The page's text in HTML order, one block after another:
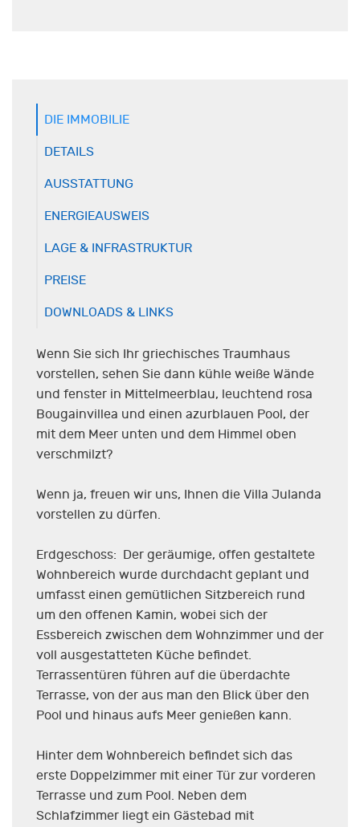
DIE IMMOBILIE
DETAILS
AUSSTATTUNG
ENERGIEAUSWEIS
LAGE & INFRASTRUKTUR
PREISE
DOWNLOADS & LINKS
Wenn Sie sich Ihr griechisches Traumhaus
vorstellen, sehen Sie dann kühle weiße Wände
und fenster in Mittelmeerblau, leuchtend rosa
Bougainvillea und einen azurblauen Pool, der
mit dem Meer unten und dem Himmel oben
verschmilzt?
Wenn ja, freuen wir uns, Ihnen die Villa Julanda
vorstellen zu dürfen.
Erdgeschoss: Der geräumige, offen gestaltete
Wohnbereich wurde durchdacht geplant und
umfasst einen gemütlichen Sitzbereich rund
um den offenen Kamin, wobei sich der
Essbereich zwischen dem Wohnzimmer und der
voll ausgestatteten Küche befindet.
Terrassentüren führen auf die überdachte
Terrasse, von der aus man den Blick über den
Pool und hinaus aufs Meer genießen kann.
Hinter dem Wohnbereich befindet sich das
erste Doppelzimmer mit einer Tür zur vorderen
Terrasse und zum Pool. Neben dem
Schlafzimmer liegt ein Gästebad mit